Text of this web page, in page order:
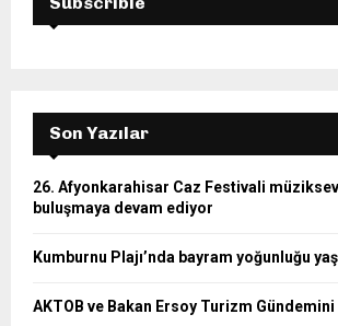
Son Yazılar
26. Afyonkarahisar Caz Festivali
buluşmaya devam ediyor
Kumburnu Plajı’nda bayram yoğunluğu
AKTOB ve Bakan Ersoy Turizm